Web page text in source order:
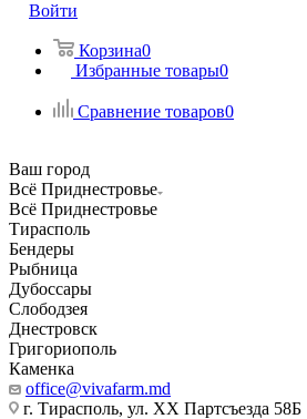
Войти
Корзина0
Избранные товары0
Сравнение товаров0
Ваш город
Всё Приднестровье
Всё Приднестровье
Тирасполь
Бендеры
Рыбница
Дубоссары
Слободзея
Днестровск
Григориополь
Каменка
office@vivafarm.md
г. Тирасполь, ул. ХХ Партсъезда 58Б